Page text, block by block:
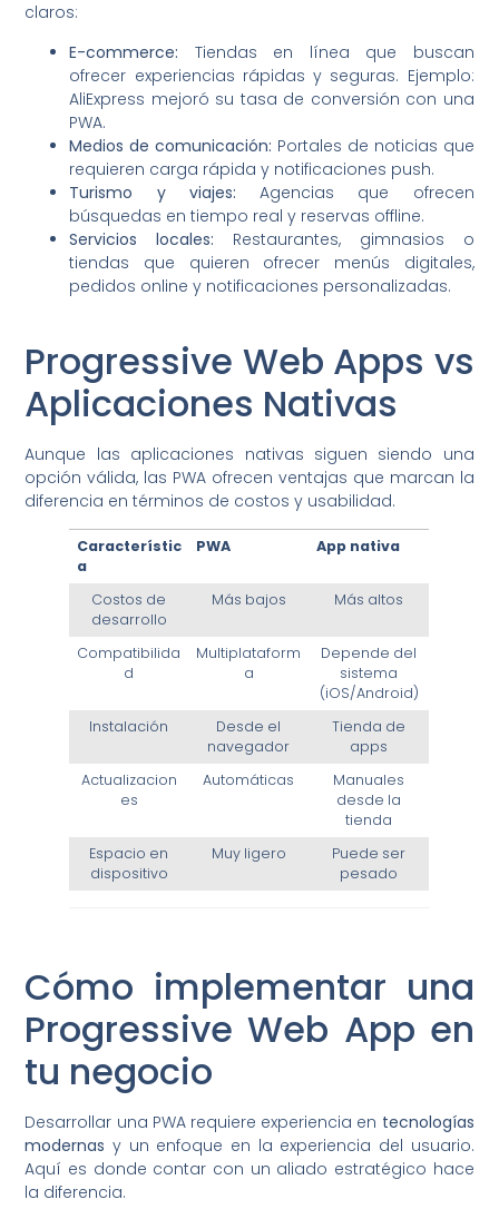
claros:
E-commerce: Tiendas en línea que buscan
ofrecer experiencias rápidas y seguras. Ejemplo:
AliExpress mejoró su tasa de conversión con una
PWA.
Medios de comunicación: Portales de noticias que
requieren carga rápida y notificaciones push.
Turismo y viajes: Agencias que ofrecen
búsquedas en tiempo real y reservas offline.
Servicios locales: Restaurantes, gimnasios o
tiendas que quieren ofrecer menús digitales,
pedidos online y notificaciones personalizadas.
Progressive Web Apps vs
Aplicaciones Nativas
Aunque las aplicaciones nativas siguen siendo una
opción válida, las PWA ofrecen ventajas que marcan la
diferencia en términos de costos y usabilidad.
Característic
a
PWA App nativa
Costos de
desarrollo
Más bajos Más altos
Compatibilida
d
Multiplataform
a
Depende del
sistema
(iOS/Android)
Instalación
Desde el
navegador
Tienda de
apps
Actualizacion
es
Automáticas
Manuales
desde la
tienda
Espacio en
dispositivo
Muy ligero
Puede ser
pesado
Cómo implementar una
Progressive Web App en
tu negocio
Desarrollar una PWA requiere experiencia en tecnologías
modernas y un enfoque en la experiencia del usuario.
Aquí es donde contar con un aliado estratégico hace
la diferencia.